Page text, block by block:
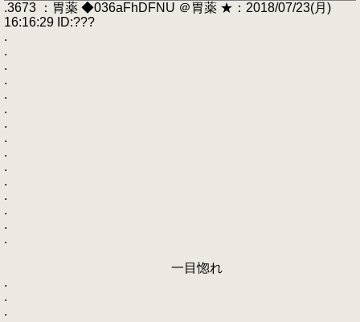
.3673 ：胃薬 ◆036aFhDFNU ＠胃薬 ★：2018/07/23(月)
16:16:29 ID:???
.
.
.
.
.
.
.
.
.
.
.
.
.
.
.
一目惚れ
.
.
.